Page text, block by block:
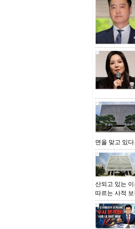
면을 맞고 있
산되고 있는
따르는 사적